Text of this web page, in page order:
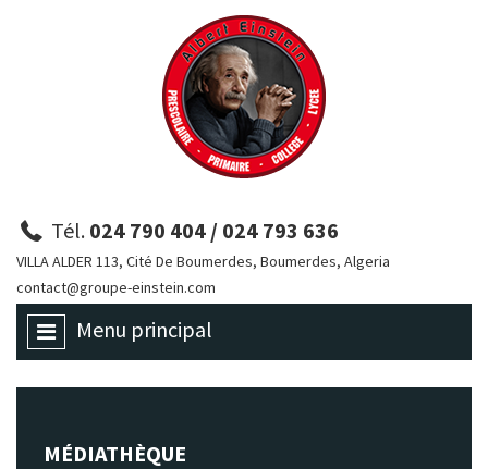
Tél. 024 790 404 / 024 793 636
VILLA ALDER 113, Cité De Boumerdes, Boumerdes, Algeria
contact@groupe-einstein.com
Menu principal
MÉDIATHÈQUE